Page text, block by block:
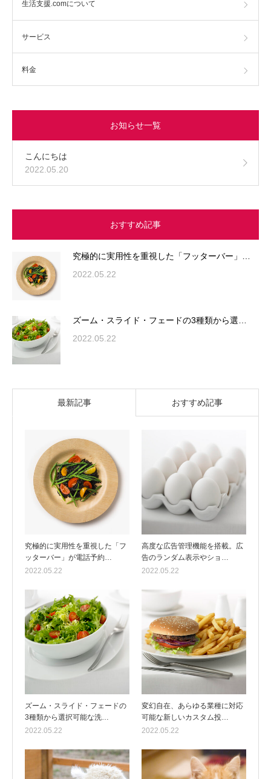
生活支援.comについて
サービス
料金
お知らせ一覧
こんにちは
2022.05.20
おすすめ記事
究極的に実用性を重視した「フッターバー」…
2022.05.22
ズーム・スライド・フェードの3種類から選…
2022.05.22
最新記事 おすすめ記事
究極的に実用性を重視した「フ
ッターバー」が電話予約…
2022.05.22
高度な広告管理機能を搭載。広
告のランダム表示やショ…
2022.05.22
ズーム・スライド・フェードの
3種類から選択可能な洗…
2022.05.22
変幻自在、あらゆる業種に対応
可能な新しいカスタム投…
2022.05.22